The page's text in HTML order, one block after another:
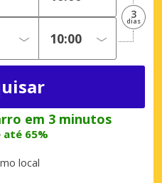
3
dias
em 3 minutos
até 65%
local